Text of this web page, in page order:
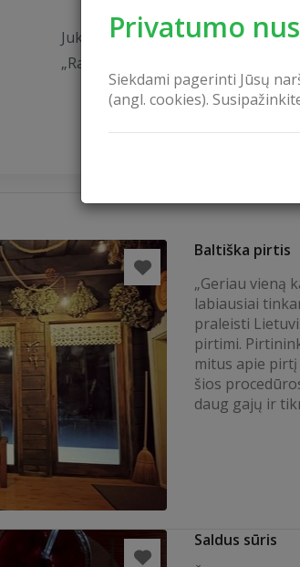
Privatumo
Siekdami pagerinti Jūsų
(angl. cookies).
Juk mylėti save visai ne
„Radailių dvaro“ SPA!
Baltiška pirtis
„Geriau vieną
labiausiai
praleisti
pirtimi.
mitus apie
šios
daug gajų ir
Saldus sūris